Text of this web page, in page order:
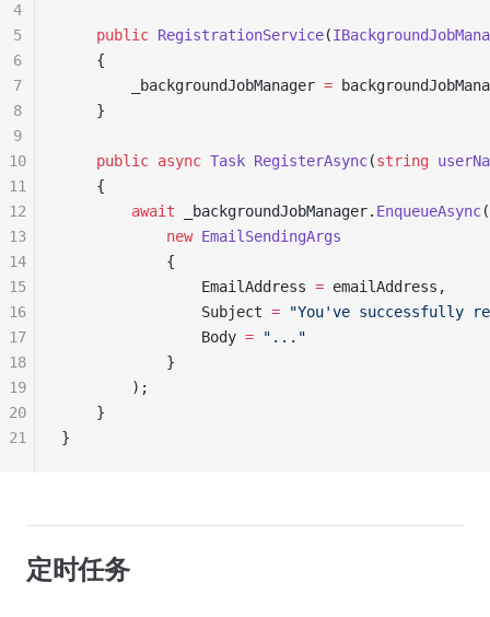
    public
RegistrationService(
    {
        _backgroundJobManager
=
    }
    public
async Task RegisterAsync(string
    {
        await
_backgroundJobManager. EnqueueAsync(
            new
EmailSendingArgs
            {
                EmailAddress
= emailAddress,
                Subject
= "You've successfully
                Body
= "..."
            }
        );
    }
}
4
5
6
7
8
9
10
11
12
13
14
15
16
17
18
19
20
21
定时任务